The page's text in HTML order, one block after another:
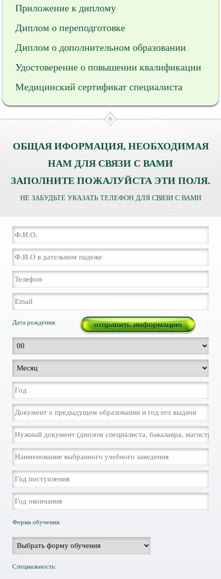
Приложение к диплому
Диплом о переподготовке
Диплом о дополнительном образовании
Удостоверение о повышении квалификации
Медицинский сертификат специалиста
ОБЩАЯ ИФОРМАЦИЯ, НЕОБХОДИМАЯ
НАМ ДЛЯ СВЯЗИ С ВАМИ
ЗАПОЛНИТЕ ПОЖАЛУЙСТА ЭТИ ПОЛЯ.
НЕ ЗАБУДЬТЕ УКАЗАТЬ ТЕЛЕФОН ДЛЯ СВЯЗИ С ВАМИ
Дата рождения:
Форма обучения:
Специальность: